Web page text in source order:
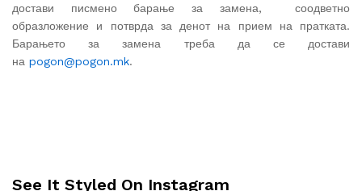
достави писмено барање за замена,
соодветно
образложение и потврда за денот на прием на пратката.
Барањето за замена треба да се достави
на pogon@pogon.mk.
See It Styled On Instagram